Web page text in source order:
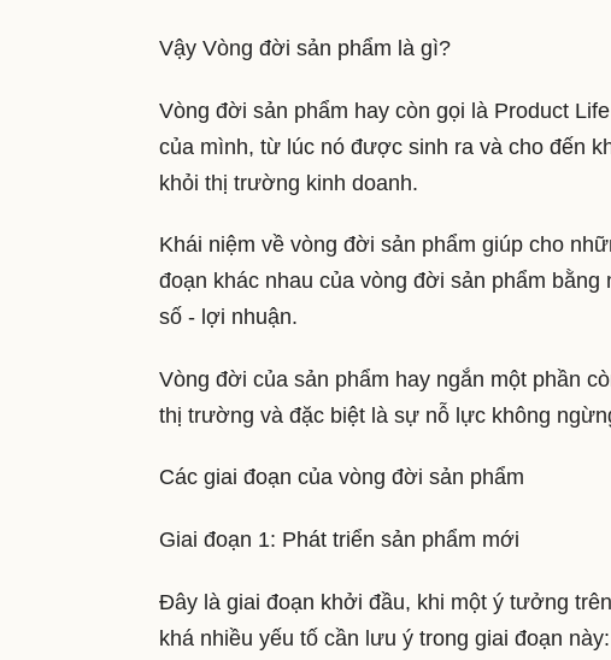
Vậy Vòng đời sản phẩm là gì?
Vòng đời sản phẩm hay còn gọi là Product
của mình, từ lúc nó được sinh ra và cho đến
khỏi thị trường kinh doanh.
Khái niệm về vòng đời sản phẩm giúp cho
đoạn khác nhau của vòng đời sản phẩm
số - lợi nhuận.
Vòng đời của sản phẩm hay ngắn một phần
thị trường và đặc biệt là sự nỗ lực không
Các giai đoạn của vòng đời sản phẩm
Giai đoạn 1: Phát triển sản phẩm mới
Đây là giai đoạn khởi đầu, khi một ý tưởng
khá nhiều yếu tố cần lưu ý trong giai đoạn này: